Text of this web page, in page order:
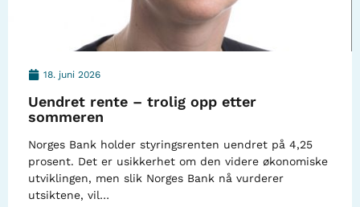
18. juni 2026
Uendret rente – trolig opp etter
sommeren
Norges Bank holder styringsrenten uendret på 4,25
prosent. Det er usikkerhet om den videre økonomiske
utviklingen, men slik Norges Bank nå vurderer
utsiktene, vil…